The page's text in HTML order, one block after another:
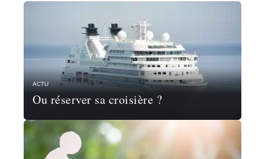
ACTU
Ou réserver sa croisière ?